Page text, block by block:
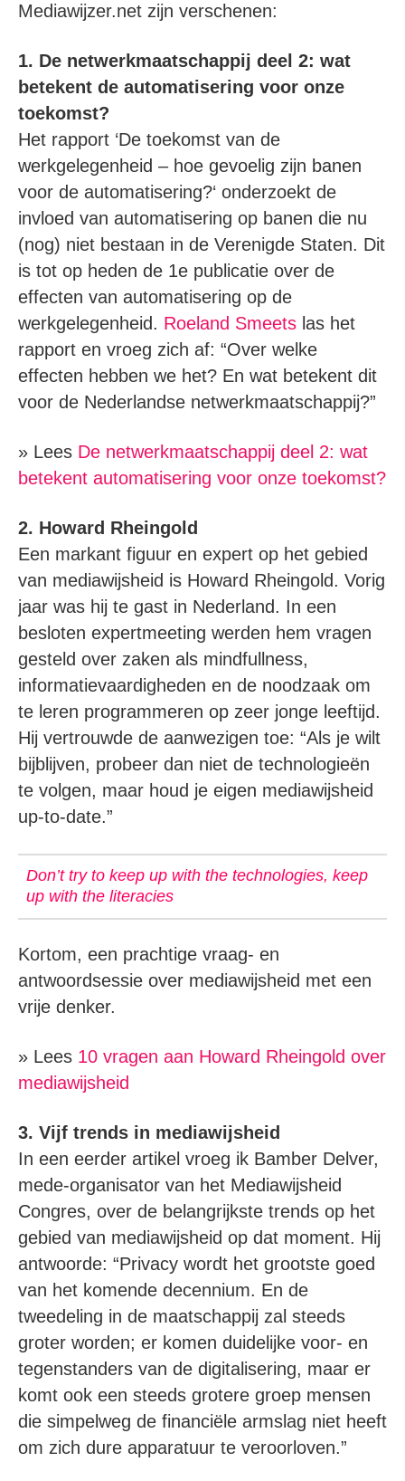
Mediawijzer.net zijn verschenen:
1. De netwerkmaatschappij deel 2: wat
betekent de automatisering voor onze
toekomst?
Het rapport ‘De toekomst van de
werkgelegenheid – hoe gevoelig zijn banen
voor de automatisering?‘ onderzoekt de
invloed van automatisering op banen die nu
(nog) niet bestaan in de Verenigde Staten. Dit
is tot op heden de 1e publicatie over de
effecten van automatisering op de
werkgelegenheid. Roeland Smeets las het
rapport en vroeg zich af: “Over welke
effecten hebben we het? En wat betekent dit
voor de Nederlandse netwerkmaatschappij?”
» Lees De netwerkmaatschappij deel 2: wat
betekent automatisering voor onze toekomst?
2. Howard Rheingold
Een markant figuur en expert op het gebied
van mediawijsheid is Howard Rheingold. Vorig
jaar was hij te gast in Nederland. In een
besloten expertmeeting werden hem vragen
gesteld over zaken als mindfullness,
informatievaardigheden en de noodzaak om
te leren programmeren op zeer jonge leeftijd.
Hij vertrouwde de aanwezigen toe: “Als je wilt
bijblijven, probeer dan niet de technologieën
te volgen, maar houd je eigen mediawijsheid
up-to-date.”
Don’t try to keep up with the technologies, keep
up with the literacies
Kortom, een prachtige vraag- en
antwoordsessie over mediawijsheid met een
vrije denker.
» Lees 10 vragen aan Howard Rheingold over
mediawijsheid
3. Vijf trends in mediawijsheid
In een eerder artikel vroeg ik Bamber Delver,
mede-organisator van het Mediawijsheid
Congres, over de belangrijkste trends op het
gebied van mediawijsheid op dat moment. Hij
antwoorde: “Privacy wordt het grootste goed
van het komende decennium. En de
tweedeling in de maatschappij zal steeds
groter worden; er komen duidelijke voor- en
tegenstanders van de digitalisering, maar er
komt ook een steeds grotere groep mensen
die simpelweg de financiële armslag niet heeft
om zich dure apparatuur te veroorloven.”